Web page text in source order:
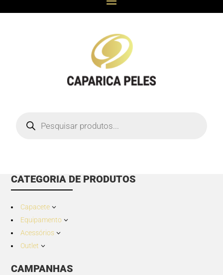
search
CATEGORIA DE PRODUTOS
Capacete 3
Equipamento 3
Acessórios 3
Outlet 3
CAMPANHAS